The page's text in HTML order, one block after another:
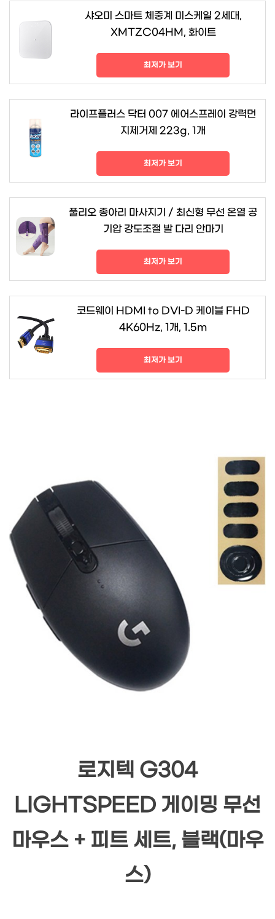
샤오미 스마트 체중계 미스케일 2세대,
XMTZC04HM, 화이트
최저가 보기
라이프플러스 닥터 007 에어스프레이 강력먼
지제거제 223g, 1개
최저가 보기
풀리오 종아리 마사지기 / 최신형 무선 온열 공
기압 강도조절 발 다리 안마기
최저가 보기
코드웨이 HDMI to DVI-D 케이블 FHD
4K60Hz, 1개, 1.5m
최저가 보기
로지텍 G304
LIGHTSPEED 게이밍 무선
마우스 + 피트 세트, 블랙(마우
스)